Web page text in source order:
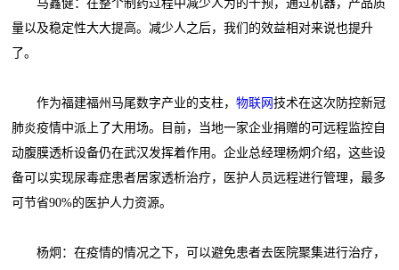
马鑫健：在整个制药过程中减少人为的干预，通过机器，产品质
量以及稳定性大大提高。减少人之后，我们的效益相对来说也提升
了。
作为福建福州马尾数字产业的支柱，物联网技术在这次防控新冠
肺炎疫情中派上了大用场。目前，当地一家企业捐赠的可远程监控自
动腹膜透析设备仍在武汉发挥着作用。企业总经理杨炯介绍，这些设
备可以实现尿毒症患者居家透析治疗，医护人员远程进行管理，最多
可节省90%的医护人力资源。
杨炯：在疫情的情况之下，可以避免患者去医院聚集进行治疗，